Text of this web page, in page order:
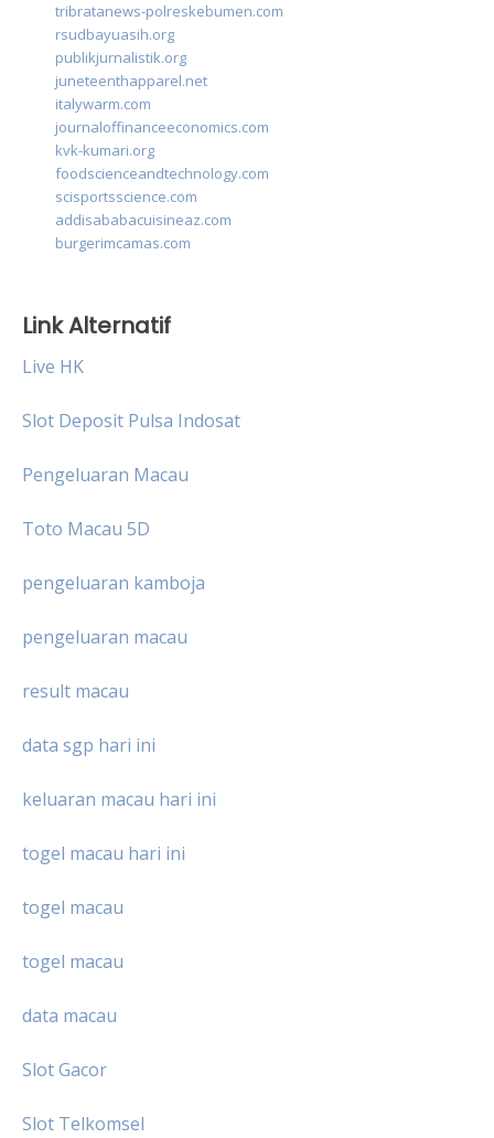
tribratanews-polreskebumen.com
rsudbayuasih.org
publikjurnalistik.org
juneteenthapparel.net
italywarm.com
journaloffinanceeconomics.com
kvk-kumari.org
foodscienceandtechnology.com
scisportsscience.com
addisababacuisineaz.com
burgerimcamas.com
Link Alternatif
Live HK
Slot Deposit Pulsa Indosat
Pengeluaran Macau
Toto Macau 5D
pengeluaran kamboja
pengeluaran macau
result macau
data sgp hari ini
keluaran macau hari ini
togel macau hari ini
togel macau
togel macau
data macau
Slot Gacor
Slot Telkomsel